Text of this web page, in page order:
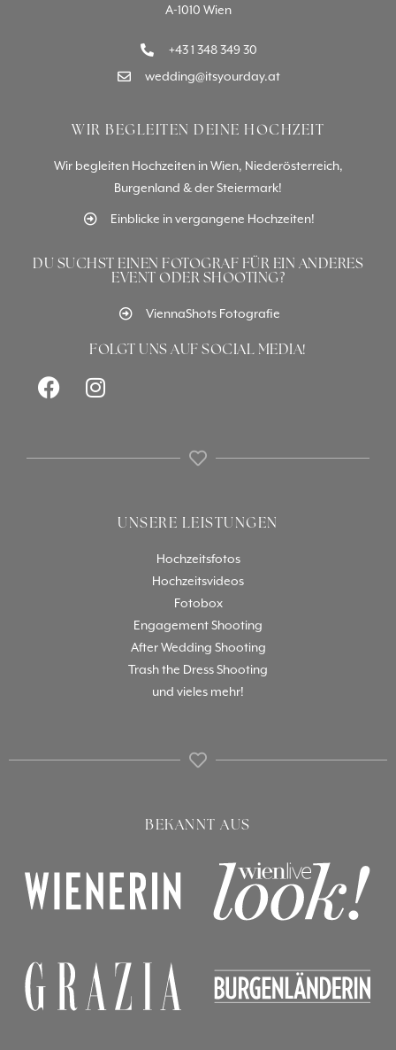
A-1010 Wien
+43 1 348 349 30
wedding@itsyourday.at
WIR BEGLEITEN DEINE HOCHZEIT
Wir begleiten Hochzeiten in Wien, Niederösterreich,
Burgenland & der Steiermark!
Einblicke in vergangene Hochzeiten!
DU SUCHST EINEN FOTOGRAF FÜR EIN ANDERES
EVENT ODER SHOOTING?
ViennaShots Fotografie
FOLGT UNS AUF SOCIAL MEDIA!
UNSERE LEISTUNGEN
Hochzeitsfotos
Hochzeitsvideos
Fotobox
Engagement Shooting
After Wedding Shooting
Trash the Dress Shooting
und vieles mehr!
BEKANNT AUS